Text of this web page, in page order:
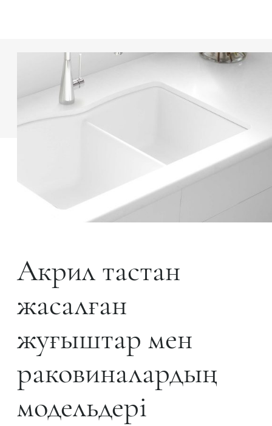
Акрил тастан
жасалған
жуғыштар мен
раковиналардың
модельдері